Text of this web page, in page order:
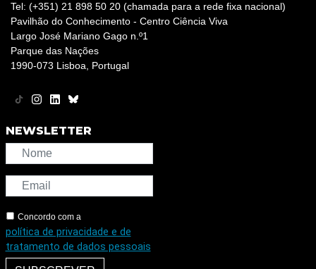
Tel: (+351) 21 898 50 20 (chamada para a rede fixa nacional)
Pavilhão do Conhecimento - Centro Ciência Viva
Largo José Mariano Gago n.º1
Parque das Nações
1990-073 Lisboa, Portugal
NEWSLETTER
Concordo com a
política de privacidade e de
tratamento de dados pessoais